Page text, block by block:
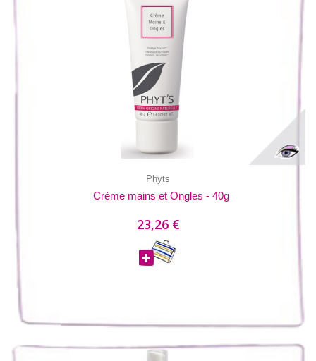
Phyts
Crème mains et Ongles - 40g
23,26 €